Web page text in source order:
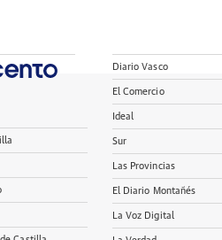
Diario Vasco
El Comercio
Ideal
Sur
Las Provincias
El Diario Montañés
La Voz Digital